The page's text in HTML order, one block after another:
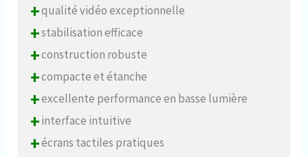
+qualité vidéo exceptionnelle
+stabilisation efficace
+construction robuste
+compacte et étanche
+excellente performance en basse lumière
+interface intuitive
+écrans tactiles pratiques